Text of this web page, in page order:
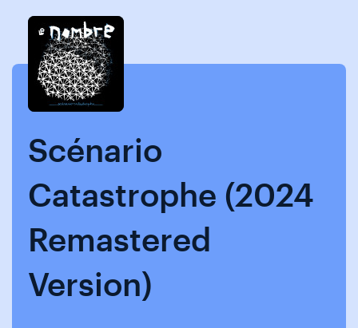
content
navigation
Scénario
Catastrophe (2024
Remastered
Version)